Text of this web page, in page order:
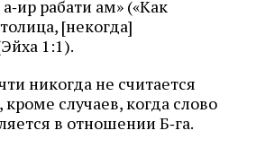
рабати ам» («Как
[некогда]
1:1).
никогда не считается
случаев, когда слово
в отношении Б‑га.